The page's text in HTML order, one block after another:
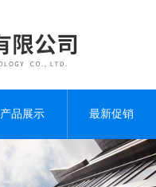
产品展示 最新促销